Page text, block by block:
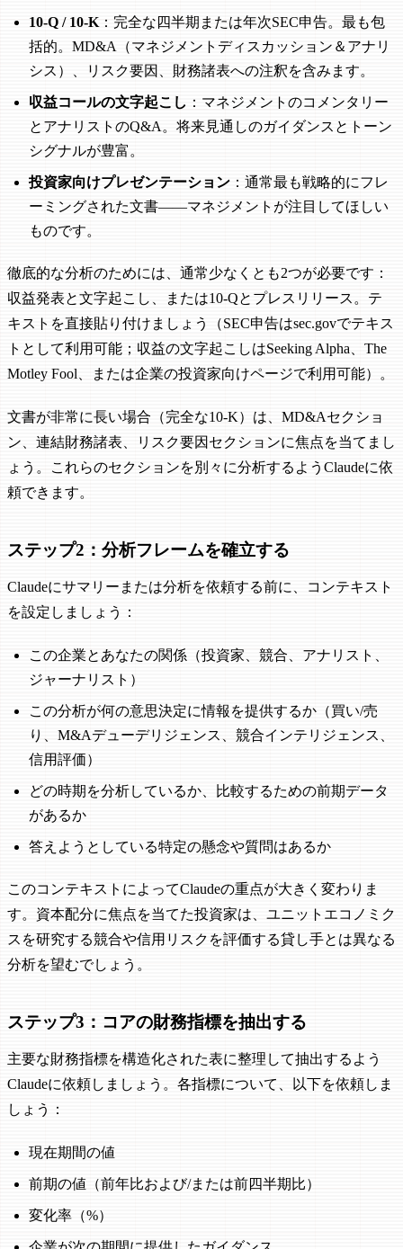
10-Q / 10-K：完全な四半期または年次SEC申告。最も包
括的。MD&A（マネジメントディスカッション＆アナリ
シス）、リスク要因、財務諸表への注釈を含みます。
収益コールの文字起こし ：マネジメントのコメンタリー
とアナリストのQ&A。将来見通しのガイダンスとトーン
シグナルが豊富。
投資家向けプレゼンテーション ：通常最も戦略的にフレ
ーミングされた文書——マネジメントが注目してほしい
ものです。
徹底的な分析のためには、通常少なくとも2つが必要です：
収益発表と文字起こし、または10-Qとプレスリリース。テ
キストを直接貼り付けましょう（SEC申告はsec.govでテキス
トとして利用可能；収益の文字起こしはSeeking Alpha、The
Motley Fool、または企業の投資家向けページで利用可能）。
文書が非常に長い場合（完全な10-K）は、MD&Aセクショ
ン、連結財務諸表、リスク要因セクションに焦点を当てまし
ょう。これらのセクションを別々に分析するようClaudeに依
頼できます。
ステップ2：分析フレームを確立する
Claudeにサマリーまたは分析を依頼する前に、コンテキスト
を設定しましょう：
この企業とあなたの関係（投資家、競合、アナリスト、
ジャーナリスト）
この分析が何の意思決定に情報を提供するか（買い/売
り、M&Aデューデリジェンス、競合インテリジェンス、
信用評価）
どの時期を分析しているか、比較するための前期データ
があるか
答えようとしている特定の懸念や質問はあるか
このコンテキストによってClaudeの重点が大きく変わりま
す。資本配分に焦点を当てた投資家は、ユニットエコノミク
スを研究する競合や信用リスクを評価する貸し手とは異なる
分析を望むでしょう。
ステップ3：コアの財務指標を抽出する
主要な財務指標を構造化された表に整理して抽出するよう
Claudeに依頼しましょう。各指標について、以下を依頼しま
しょう：
現在期間の値
前期の値（前年比および/または前四半期比）
変化率（%）